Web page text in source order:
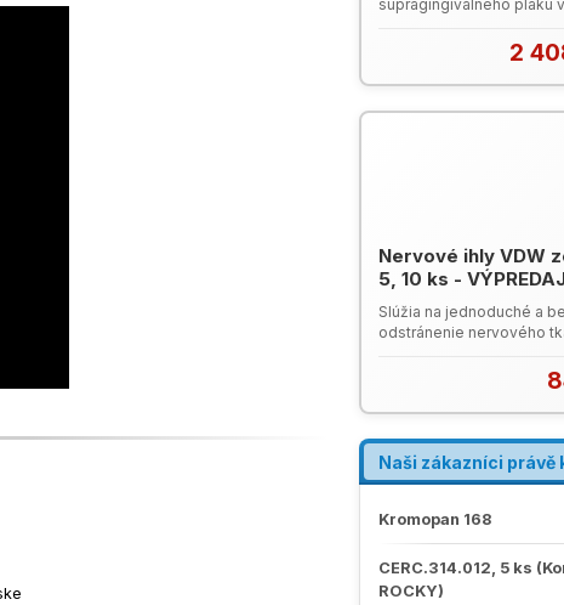
supragingiválneho plaku
2
Nervové ihly VDW
5, 10 ks -
Slúžia na jednoduché a
odstránenie nervového
CC-cord. 21 mm
nástrojov. Balenie: 10 ks. Leták
Nástroje VDW (PDF)VDW
2023 (PDF)
Naši zákazníci právě
Kromopan 168
CERC.314.012, 5 ks
ROCKY)